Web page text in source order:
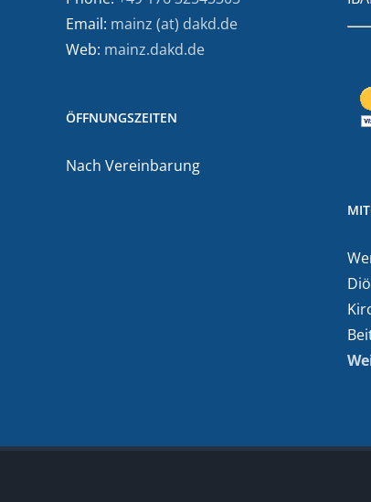
Email: mainz (at) dakd.de
Web: mainz.dakd.de
ÖFFNUNGSZEITEN
Nach Vereinbarung